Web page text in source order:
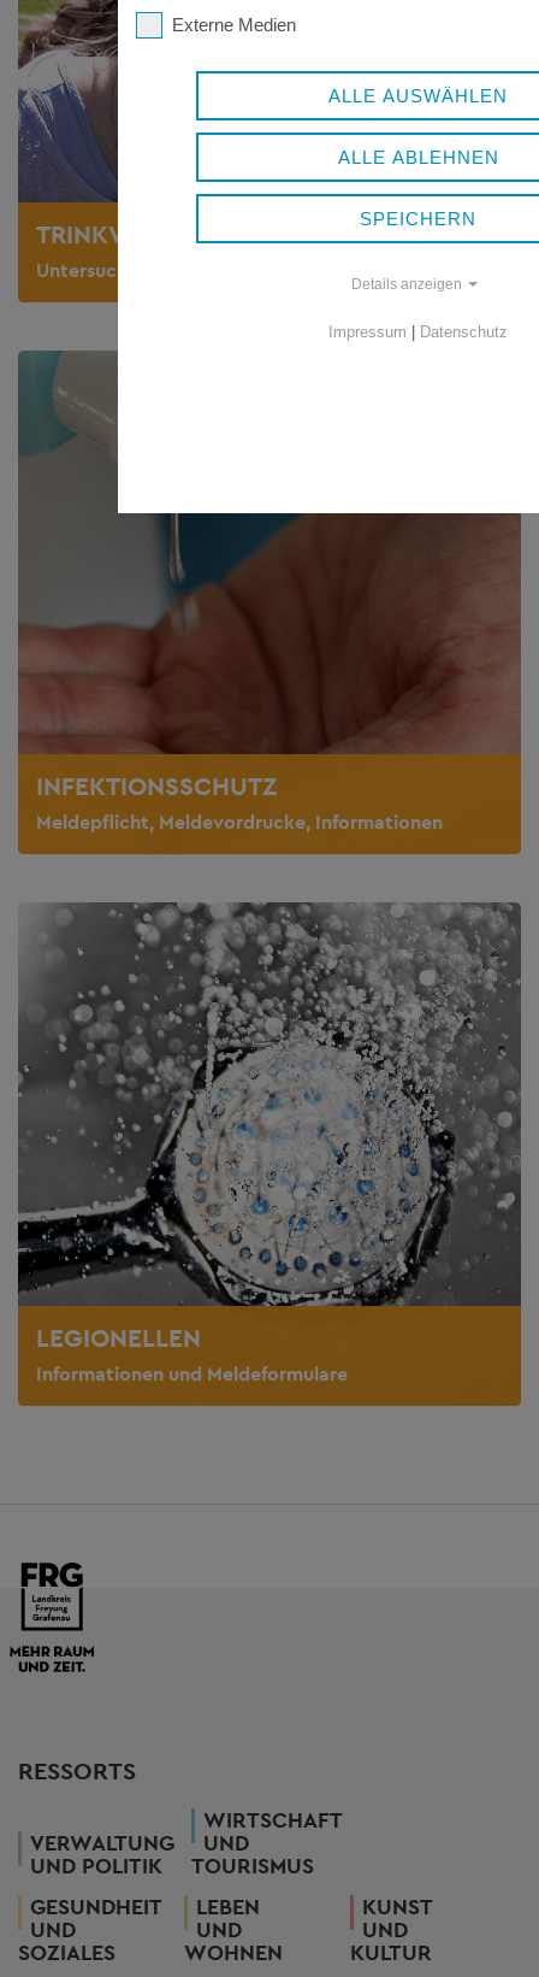
TRINKWASSER
Untersuchungsumfänge, Laborliste, Informationen
INFEKTIONSSCHUTZ
Meldepflicht, Meldevordrucke, Informationen
LEGIONELLEN
Informationen und Meldeformulare
RESSORTS
VERWALTUNG
UND POLITIK
WIRTSCHAFT
UND
TOURISMUS
GESUNDHEIT
UND
SOZIALES
LEBEN
UND
WOHNEN
KUNST
UND
KULTUR
Externe Medien
ALLE AUSWÄHLEN
ALLE ABLEHNEN
SPEICHERN
Details anzeigen
Impressum Datenschutz